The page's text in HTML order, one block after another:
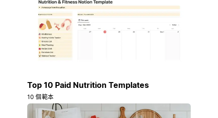
Top 10 Paid Nutrition Templates
10 個範本